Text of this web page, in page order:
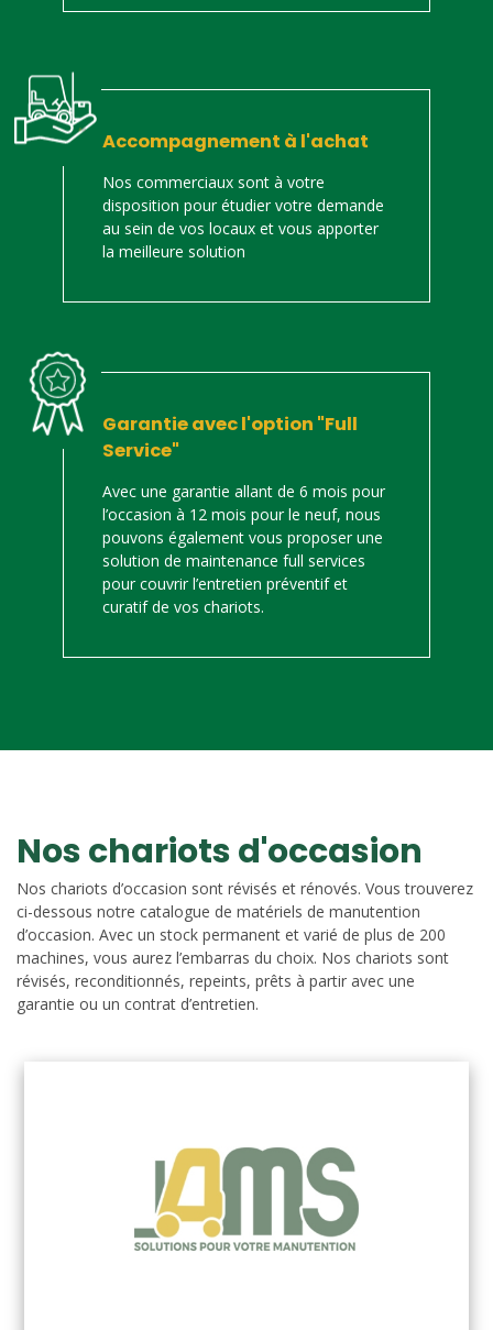
Accompagnement à l'achat
Nos commerciaux sont à votre
disposition pour étudier votre demande
au sein de vos locaux et vous apporter
la meilleure solution
Garantie avec l'option "Full
Service"
Avec une garantie allant de 6 mois pour
l’occasion à 12 mois pour le neuf, nous
pouvons également vous proposer une
solution de maintenance full services
pour couvrir l’entretien préventif et
curatif de vos chariots.
Nos chariots d'occasion
Nos chariots d’occasion sont révisés et rénovés. Vous trouverez
ci-dessous notre catalogue de matériels de manutention
d’occasion. Avec un stock permanent et varié de plus de 200
machines, vous aurez l’embarras du choix. Nos chariots sont
révisés, reconditionnés, repeints, prêts à partir avec une
garantie ou un contrat d’entretien.